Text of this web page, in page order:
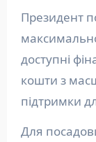
Президент
доступні
кошти з
підтримки
Для